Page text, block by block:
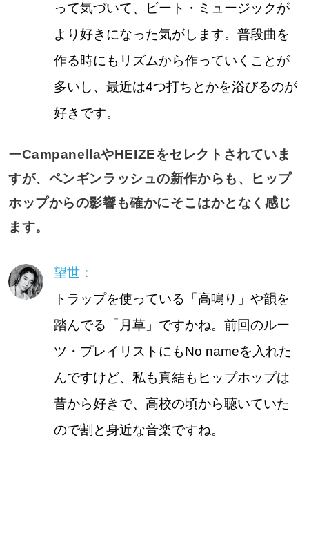
って気づいて、ビート・ミュージックが
より好きになった気がします。普段曲を
作る時にもリズムから作っていくことが
多いし、最近は4つ打ちとかを浴びるのが
好きです。
ーCampanellaやHEIZEをセレクトされていま
すが、ペンギンラッシュの新作からも、ヒップ
ホップからの影響も確かにそこはかとなく感じ
ます。
望世：
トラップを使っている「高鳴り」や韻を
踏んでる「月草」ですかね。前回のルー
ツ・プレイリストにもNo nameを入れた
んですけど、私も真結もヒップホップは
昔から好きで、高校の頃から聴いていた
ので割と身近な音楽ですね。